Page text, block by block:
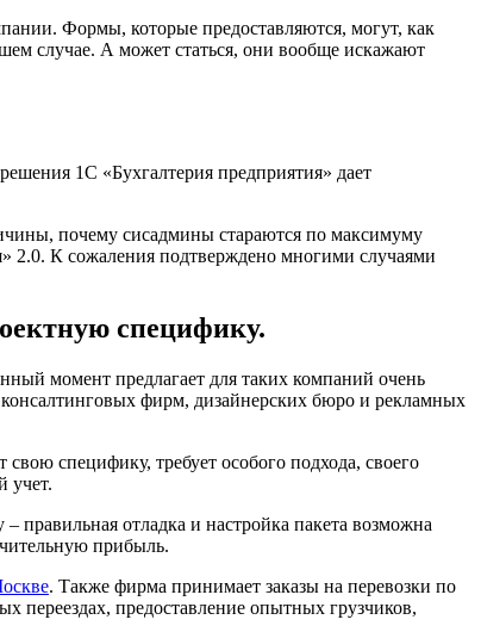
Формы, которые предоставляются, могут, как
случае. А может статься, они вообще искажают
1С «Бухгалтерия предприятия» дает
почему сисадмины стараются по максимуму
2.0. К сожаления подтверждено многими случаями
специфику.
момент предлагает для таких компаний очень
фирм, дизайнерских бюро и рекламных
специфику, требует особого подхода, своего
учет.
отладка и настройка пакета возможна
прибыль.
. Также фирма принимает заказы на перевозки по
переездах, предоставление опытных грузчиков,